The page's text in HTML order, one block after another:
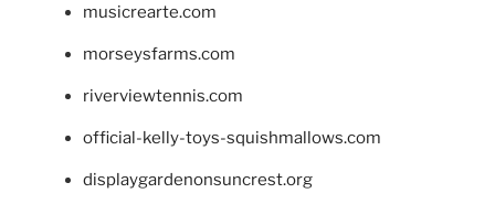
musicrearte.com
morseysfarms.com
riverviewtennis.com
official-kelly-toys-squishmallows.com
displaygardenonsuncrest.org